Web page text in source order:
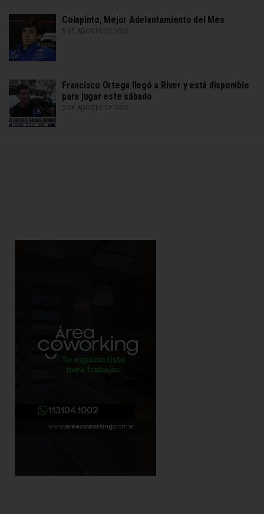
Colapinto, Mejor Adelantamiento del Mes
5 DE AGOSTO DE 2026
Francisco Ortega llegó a River y está disponible
para jugar este sábado
5 DE AGOSTO DE 2026